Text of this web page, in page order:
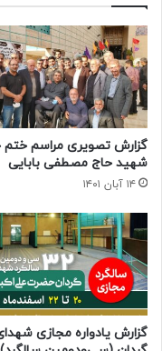
گزارش تصویری مراسم ختم
شهید حاج مصطفی بابایی
۱۴ آبان ۱۴۰۱
گزارش یادواره مجازی